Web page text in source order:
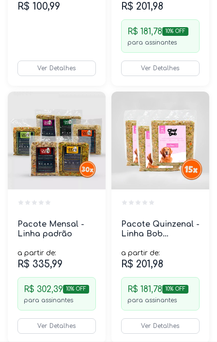
R$ 100,99
Ver Detalhes
R$ 201,98
R$ 181,78 10% OFF
para assinantes
Ver Detalhes
Pacote Mensal -
Linha padrão
a partir de:
R$ 335,99
R$ 302,39 10% OFF
para assinantes
Ver Detalhes
Pacote Quinzenal -
Linha Bob
a partir de:
R$ 201,98
R$ 181,78 10% OFF
para assinantes
Ver Detalhes